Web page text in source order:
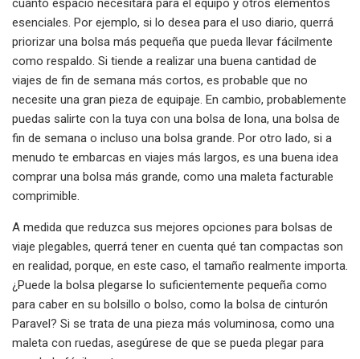
cuánto espacio necesitará para el equipo y otros elementos
esenciales. Por ejemplo, si lo desea para el uso diario, querrá
priorizar una bolsa más pequeña que pueda llevar fácilmente
como respaldo. Si tiende a realizar una buena cantidad de
viajes de fin de semana más cortos, es probable que no
necesite una gran pieza de equipaje. En cambio, probablemente
puedas salirte con la tuya con una bolsa de lona, ​​una bolsa de
fin de semana o incluso una bolsa grande. Por otro lado, si a
menudo te embarcas en viajes más largos, es una buena idea
comprar una bolsa más grande, como una maleta facturable
comprimible.
A medida que reduzca sus mejores opciones para bolsas de
viaje plegables, querrá tener en cuenta qué tan compactas son
en realidad, porque, en este caso, el tamaño realmente importa.
¿Puede la bolsa plegarse lo suficientemente pequeña como
para caber en su bolsillo o bolso, como la bolsa de cinturón
Paravel? Si se trata de una pieza más voluminosa, como una
maleta con ruedas, asegúrese de que se pueda plegar para